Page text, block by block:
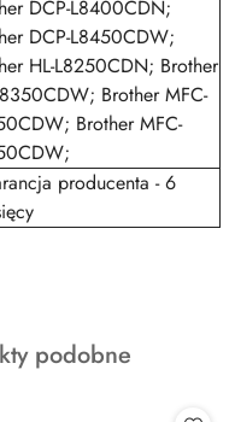
DCP-L8400CDN;
DCP-L8450CDW;
HL-L8250CDN; Brother
Brother MFC-
Brother MFC-
producenta - 6
podobne